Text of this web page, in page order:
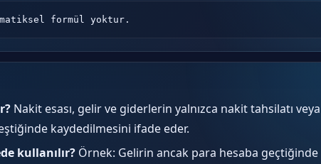
formül yoktur.
Nakit esası, gelir ve giderlerin yalnızca nakit tahsilatı veya
kaydedilmesini ifade eder.
kullanılır? Örnek: Gelirin ancak para hesaba geçtiğinde